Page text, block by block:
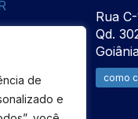
de
e
Rua
Qd.
como